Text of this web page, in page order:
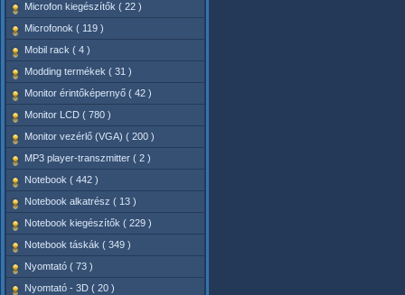
Microfon kiegészítők ( 22 )
Microfonok ( 119 )
Mobil rack ( 4 )
Modding termékek ( 31 )
Monitor érintőképernyő ( 42 )
Monitor LCD ( 780 )
Monitor vezérlő (VGA) ( 200 )
MP3 player-transzmitter ( 2 )
Notebook ( 442 )
Notebook alkatrész ( 13 )
Notebook kiegészítők ( 229 )
Notebook táskák ( 349 )
Nyomtató ( 73 )
Nyomtató - 3D ( 20 )